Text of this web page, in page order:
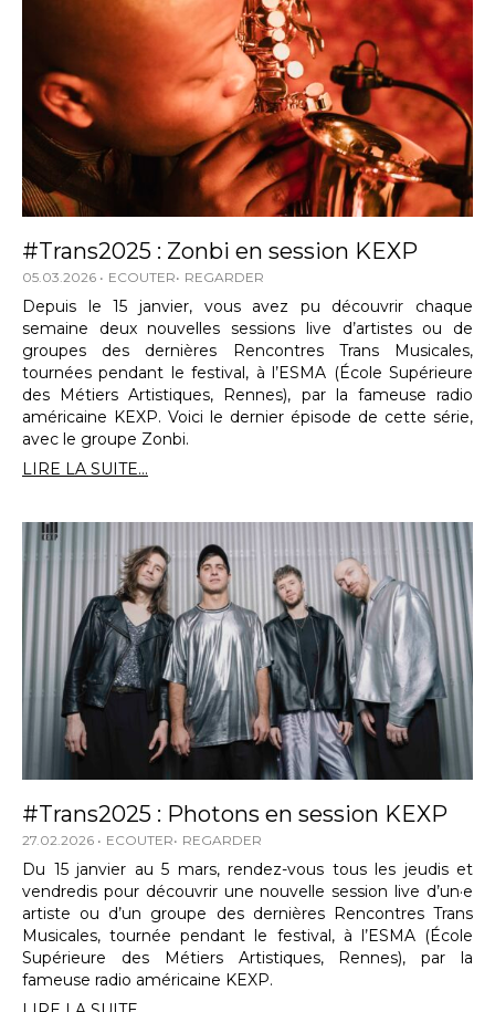
#Trans2025 : Zonbi en session KEXP
05.03.2026 ECOUTER REGARDER
Depuis le 15 janvier, vous avez pu découvrir chaque
semaine deux nouvelles sessions live d’artistes ou de
groupes des dernières Rencontres Trans Musicales,
tournées pendant le festival, à l’ESMA (École Supérieure
des Métiers Artistiques, Rennes), par la fameuse radio
américaine KEXP. Voici le dernier épisode de cette série,
avec le groupe Zonbi.
LIRE LA SUITE...
#Trans2025 : Photons en session KEXP
27.02.2026 ECOUTER REGARDER
Du 15 janvier au 5 mars, rendez-vous tous les jeudis et
vendredis pour découvrir une nouvelle session live d’un·e
artiste ou d’un groupe des dernières Rencontres Trans
Musicales, tournée pendant le festival, à l’ESMA (École
Supérieure des Métiers Artistiques, Rennes), par la
fameuse radio américaine KEXP.